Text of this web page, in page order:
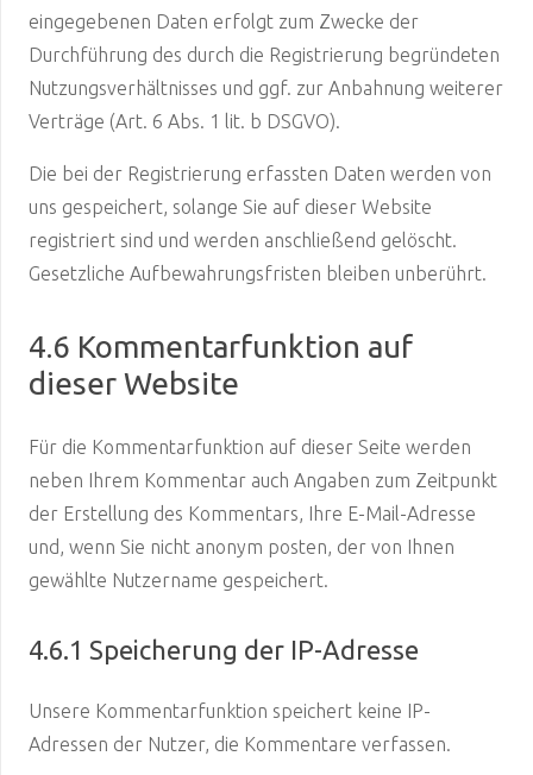
eingegebenen Daten erfolgt zum Zwecke der
Durchführung des durch die Registrierung begründeten
Nutzungsverhältnisses und ggf. zur Anbahnung weiterer
Verträge (Art. 6 Abs. 1 lit. b DSGVO).
Die bei der Registrierung erfassten Daten werden von
uns gespeichert, solange Sie auf dieser Website
registriert sind und werden anschließend gelöscht.
Gesetzliche Aufbewahrungsfristen bleiben unberührt.
4.6 Kommentarfunktion auf
dieser Website
Für die Kommentarfunktion auf dieser Seite werden
neben Ihrem Kommentar auch Angaben zum Zeitpunkt
der Erstellung des Kommentars, Ihre E-Mail-Adresse
und, wenn Sie nicht anonym posten, der von Ihnen
gewählte Nutzername gespeichert.
4.6.1 Speicherung der IP-Adresse
Unsere Kommentarfunktion speichert keine IP-
Adressen der Nutzer, die Kommentare verfassen.